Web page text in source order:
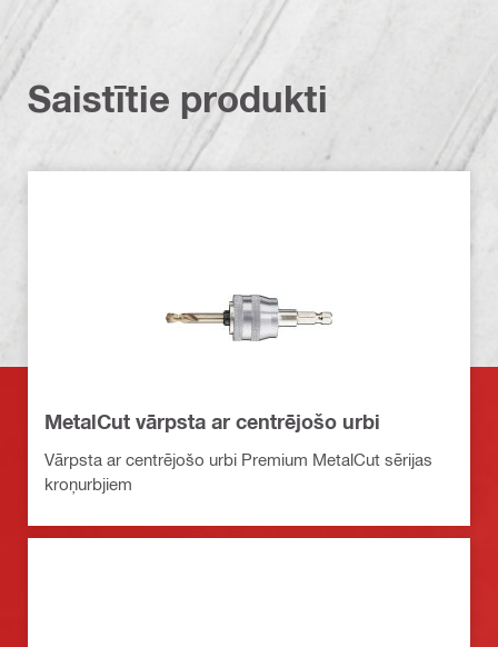
Saistītie produkti
MetalCut vārpsta ar centrējošo urbi
Vārpsta ar centrējošo urbi Premium MetalCut sērijas
kroņurbjiem